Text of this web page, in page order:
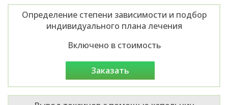
Определение степени зависимости и подбор
индивидуального плана лечения
Включено в стоимость
заказать